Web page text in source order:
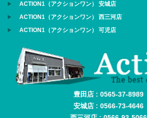
ACTION1（アクションワン） 安城店
ACTION1（アクションワン） 西三河店
ACTION1（アクションワン） 可児店
豊田店 : 0565-37-8989
安城店 : 0566-73-4646